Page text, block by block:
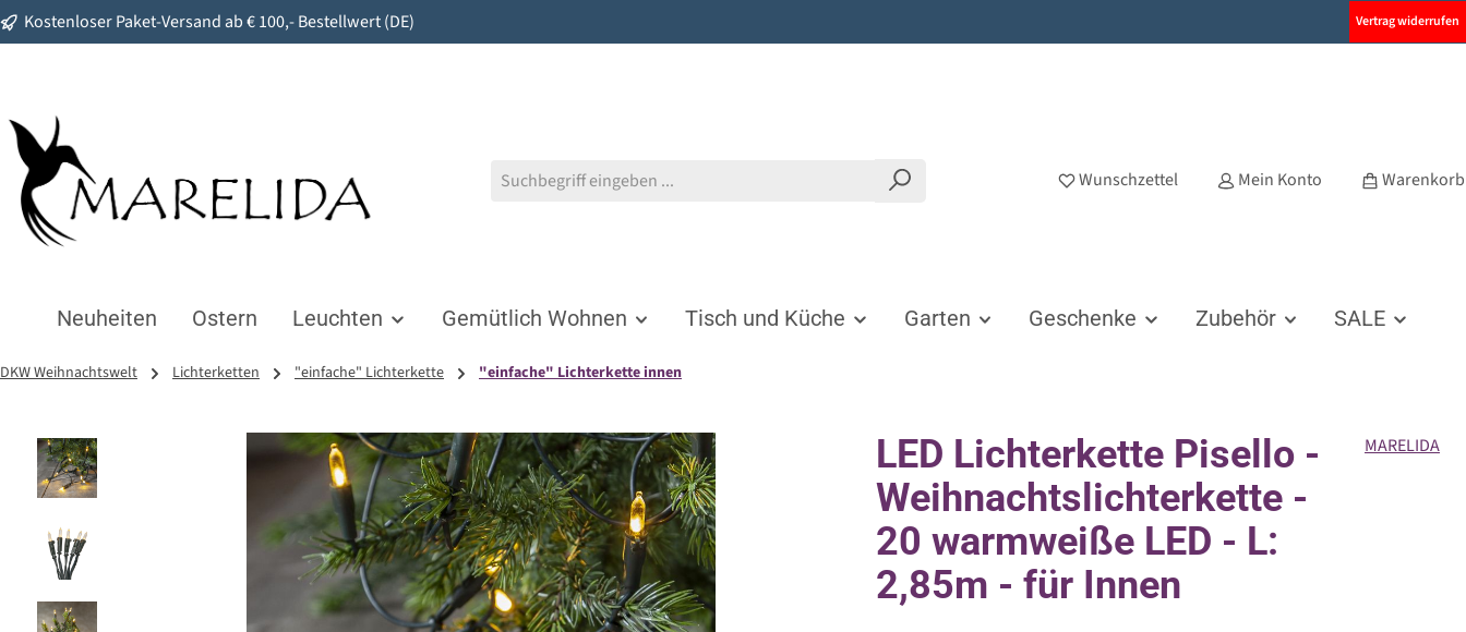
Zur Hauptnavigation springen
Kostenloser Paket-Versand ab € 100,- Bestellwert (DE) Vertrag widerrufen
Wunschzettel Mein Konto Warenkorb
Neuheiten Ostern Leuchten Gemütlich Wohnen Tisch und Küche Garten Geschenke Zubehör SALE
DKW Weihnachtswelt Lichterketten "einfache" Lichterkette "einfache" Lichterkette innen
Bildergalerie überspringen
LED Lichterkette Pisello -
Weihnachtslichterkette -
20 warmweiße LED - L:
2,85m - für Innen
MARELIDA